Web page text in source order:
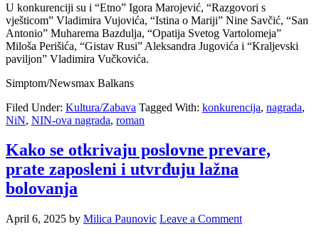
U konkurenciji su i “Etno” Igora Marojević, “Razgovori s
vješticom” Vladimira Vujovića, “Istina o Mariji” Nine Savčić, “San
Antonio” Muharema Bazdulja, “Opatija Svetog Vartolomeja”
Miloša Perišića, “Gistav Rusi” Aleksandra Jugovića i “Kraljevski
paviljon” Vladimira Vučkovića.
Simptom/Newsmax Balkans
Filed Under: Kultura/Zabava Tagged With: konkurencija, nagrada,
NiN, NIN-ova nagrada, roman
Kako se otkrivaju poslovne prevare,
prate zaposleni i utvrđuju lažna
bolovanja
April 6, 2025 by Milica Paunovic Leave a Comment